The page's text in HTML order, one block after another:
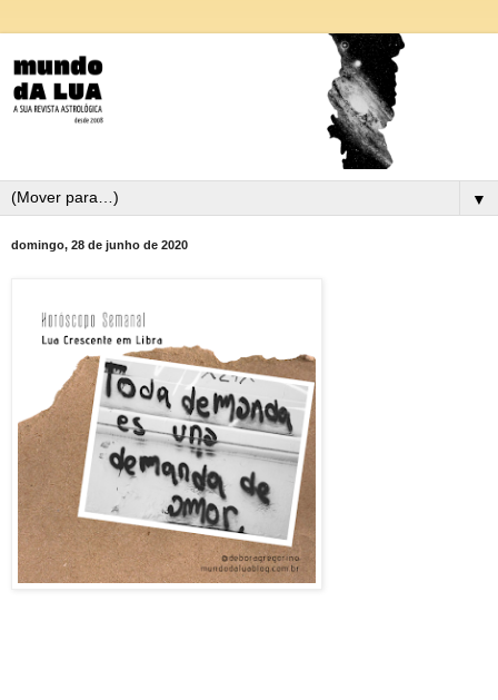
▼
domingo, 28 de junho de 2020